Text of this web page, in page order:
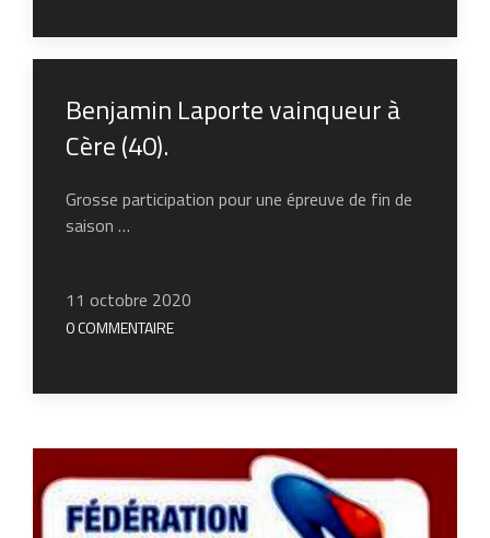
Benjamin Laporte vainqueur à
Cère (40).
Grosse participation pour une épreuve de fin de
saison …
11 octobre 2020
0 COMMENTAIRE